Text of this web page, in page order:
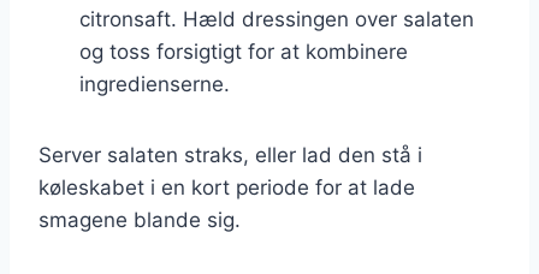
citronsaft. Hæld dressingen over salaten
og toss forsigtigt for at kombinere
ingredienserne.
Server salaten straks, eller lad den stå i
køleskabet i en kort periode for at lade
smagene blande sig.